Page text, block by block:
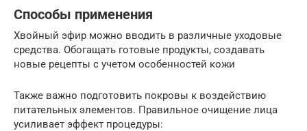
Способы применения
Хвойный эфир можно вводить в различные уходовые
средства. Обогащать готовые продукты, создавать
новые рецепты с учетом особенностей кожи
Также важно подготовить покровы к воздействию
питательных элементов. Правильное очищение лица
усиливает эффект процедуры: